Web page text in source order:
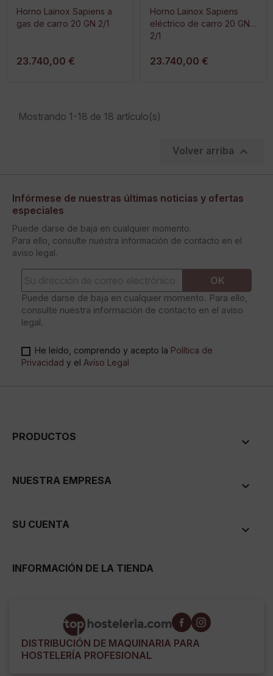
Horno Lainox Sapiens a
gas de carro 20 GN 2/1
23.740,00 €
Horno Lainox Sapiens
eléctrico de carro 20 GN
2/1
23.740,00 €
Mostrando 1-18 de 18 artículo(s)
Volver arriba 
Infórmese de nuestras últimas noticias y ofertas
especiales
Puede darse de baja en cualquier momento.
Para ello, consulte nuestra información de contacto en el
aviso legal.
Puede darse de baja en cualquier momento. Para ello,
consulte nuestra información de contacto en el aviso
legal.
He leído, comprendo y acepto la Política de
Privacidad y el Avíso Legal
PRODUCTOS 
NUESTRA EMPRESA 
SU CUENTA 
INFORMACIÓN DE LA TIENDA
DISTRIBUCIÓN DE MAQUINARIA PARA
HOSTELERÍA PROFESIONAL